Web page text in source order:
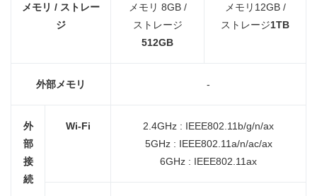
メモリ / ストレー
ジ
メモリ 8GB /
ストレージ
512GB
メモリ12GB /
ストレージ1TB
外部メモリ -
外
部
接
続
Wi-Fi
2.4GHz : IEEE802.11b/g/n/ax
5GHz : IEEE802.11a/n/ac/ax
6GHz : IEEE802.11ax